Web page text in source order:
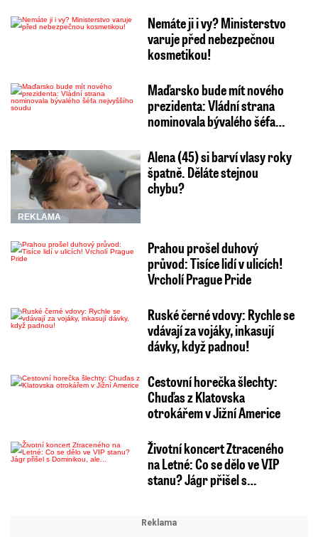
Nemáte ji i vy? Ministerstvo
varuje před nebezpečnou
kosmetikou!
Maďarsko bude mít nového
prezidenta: Vládní strana
nominovala bývalého šéfa…
REKLAMA
Alena (45) si barví vlasy roky
špatně. Děláte stejnou
chybu?
Prahou prošel duhový
průvod: Tisíce lidí v ulicích!
Vrcholí Prague Pride
Ruské černé vdovy: Rychle se
vdávají za vojáky, inkasují
dávky, když padnou!
Cestovní horečka šlechty:
Chuďas z Klatovska
otrokářem v Jižní Americe
Životní koncert Ztraceného
na Letné: Co se dělo ve VIP
stanu? Jágr přišel s…